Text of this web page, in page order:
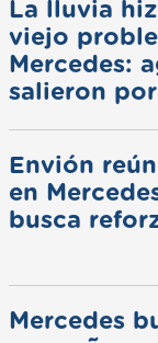
La lluvia
viejo
Mercedes:
salieron
Envión
en
busca
Mercedes